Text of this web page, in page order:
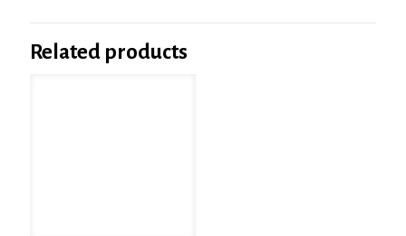
Related products